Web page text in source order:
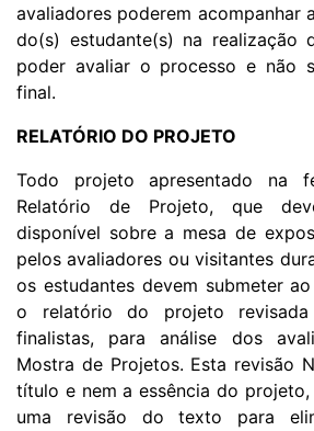
avaliadores poderem acompanhar
do(s) estudante(s) na realização
poder avaliar o processo e não
final.
RELATÓRIO DO PROJETO
Todo projeto apresentado na
Relatório de Projeto, que
disponível sobre a mesa de
pelos avaliadores ou visitantes
os estudantes devem submeter
o relatório do projeto revisada
finalistas, para análise dos
Mostra de Projetos. Esta revisão
título e nem a essência do
uma revisão do texto para